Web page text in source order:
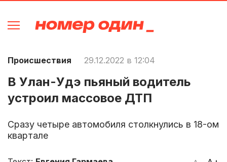
Происшествия 29.12.2022 в 12:04
В Улан-Удэ пьяный водитель
устроил массовое ДТП
Сразу четыре автомобиля столкнулись в 18-ом
квартале